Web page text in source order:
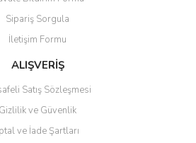
bulunuyor.
daha pahalı.
alternatifler olmalı.
Sipariş Sorgula
İletişim Formu
ALIŞVERİŞ
Satış Sözleşmesi
Gizlilik ve Güvenlik
ve İade Şartları